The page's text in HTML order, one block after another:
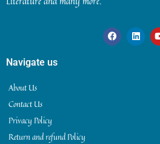
Navigate us
About Us
Contact Us
Privacy Policy
Return and refund Policy